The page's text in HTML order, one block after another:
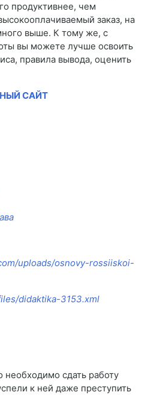
продуктивнее, чем
заказ, на
выше. К тому же, с
вы можете лучше освоить
правила вывода, оценить
САЙТ
uploads/osnovy-rossiiskoi-
didaktika-3153.xml
необходимо сдать работу
к ней даже преступить